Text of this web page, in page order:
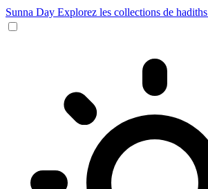
Sunna Day Explorez les collections de hadiths